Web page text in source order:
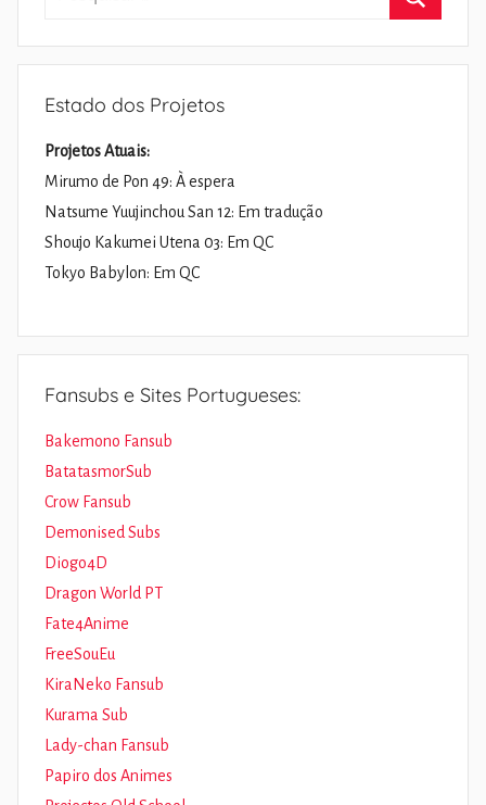
Estado dos Projetos
Projetos Atuais:
Mirumo de Pon 49: À espera
Natsume Yuujinchou San 12: Em tradução
Shoujo Kakumei Utena 03: Em QC
Tokyo Babylon: Em QC
Fansubs e Sites Portugueses:
Bakemono Fansub
BatatasmorSub
Crow Fansub
Demonised Subs
Diogo4D
Dragon World PT
Fate4Anime
FreeSouEu
KiraNeko Fansub
Kurama Sub
Lady-chan Fansub
Papiro dos Animes